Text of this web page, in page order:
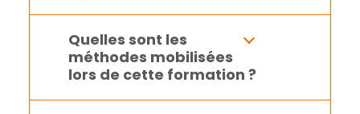
Quelles sont les
méthodes mobilisées
lors de cette formation ?